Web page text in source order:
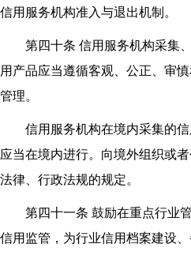
信用服务机构准入与退出机制。
第四十条 信用服务机构采集、
用产品应当遵循客观、公正、审
管理。
信用服务机构在境内采集的信
应当在境内进行。向境外组织或
法律、行政法规的规定。
第四十一条 鼓励在重点行业管
信用监管，为行业信用档案建设